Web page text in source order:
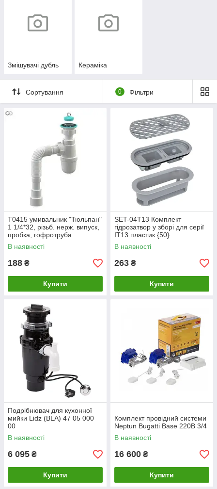
Змішувачі дубль Кераміка
Сортування 0 Фільтри
Т0415 умивальник "Тюльпан"
1 1/4*32, різьб. нерж. випуск,
пробка, гофротруба
32*32/40/50{30}
В наявності
188 ₴
Купити
SET-04T13 Комплект
гідрозатвор у зборі для серії
IT13 пластик {50}
В наявності
263 ₴
Купити
Подрібнювач для кухонної
мийки Lidz (BLA) 47 05 000
00
В наявності
6 095 ₴
Купити
Комплект провідний системи
Neptun Bugatti Base 220B 3/4
В наявності
16 600 ₴
Купити